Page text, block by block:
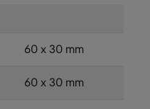
60 x 30 mm
60 x 30 mm